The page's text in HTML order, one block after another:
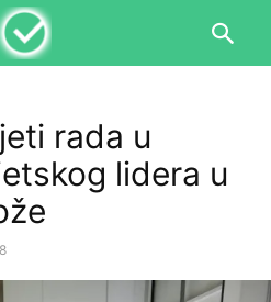
rada u
lidera u